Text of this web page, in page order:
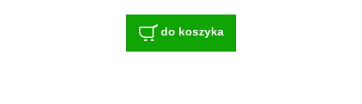
do koszyka